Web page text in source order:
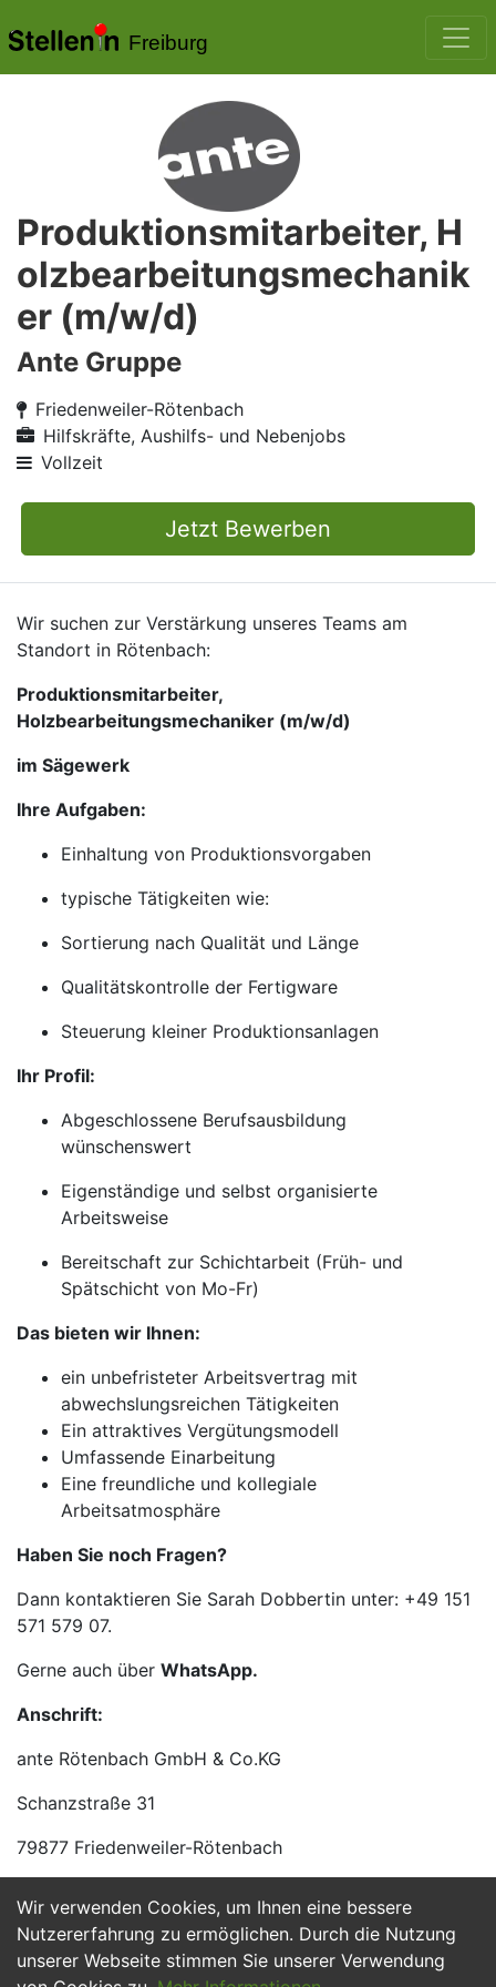
Freiburg
Wir verwenden Cookies, um Ihnen eine bessere
Nutzererfahrung zu ermöglichen. Durch die Nutzung
unserer Webseite stimmen Sie unserer Verwendung
Produktionsmitarbeiter, H
olzbearbeitungsmechanik
er (m/w/d)
Ante Gruppe
Friedenweiler-Rötenbach
Hilfskräfte, Aushilfs- und Nebenjobs
Vollzeit
Jetzt Bewerben
Wir suchen zur Verstärkung unseres Teams am
Standort in Rötenbach:
Produktionsmitarbeiter,
Holzbearbeitungsmechaniker (m/w/d)
im Sägewerk
Ihre Aufgaben:
Einhaltung von Produktionsvorgaben
typische Tätigkeiten wie:
Sortierung nach Qualität und Länge
Qualitätskontrolle der Fertigware
Steuerung kleiner Produktionsanlagen
Ihr Profil:
Abgeschlossene Berufsausbildung
wünschenswert
Eigenständige und selbst organisierte
Arbeitsweise
Bereitschaft zur Schichtarbeit (Früh- und
Spätschicht von Mo-Fr)
Das bieten wir Ihnen:
ein unbefristeter Arbeitsvertrag mit
abwechslungsreichen Tätigkeiten
Ein attraktives Vergütungsmodell
Umfassende Einarbeitung
Eine freundliche und kollegiale
Arbeitsatmosphäre
Haben Sie noch Fragen?
Dann kontaktieren Sie Sarah Dobbertin unter: +49 151
571 579 07.
Gerne auch über WhatsApp.
Anschrift:
ante Rötenbach GmbH & Co.KG
Schanzstraße 31
79877 Friedenweiler-Rötenbach
Jetzt Bewerben